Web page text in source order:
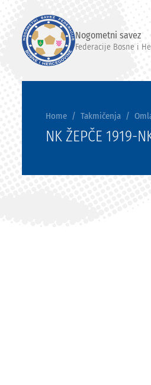
Nogometni savez
Federacije Bosne i
Home Takmičenja
NK ŽEPČE 1919-